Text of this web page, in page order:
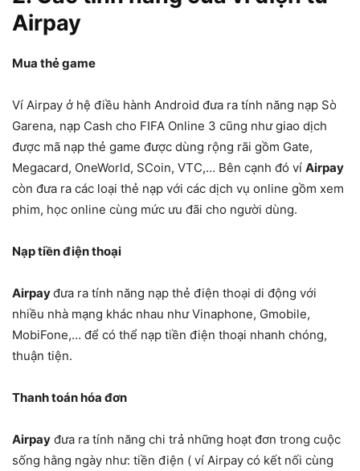
Airpay
Mua thẻ game
Ví Airpay ở hệ điều hành Android đưa ra tính năng nạp Sò
Garena, nạp Cash cho FIFA Online 3 cũng như giao dịch
được mã nạp thẻ game được dùng rộng rãi gồm Gate,
Megacard, OneWorld, SCoin, VTC,… Bên cạnh đó ví Airpay
còn đưa ra các loại thẻ nạp với các dịch vụ online gồm xem
phim, học online cùng mức ưu đãi cho người dùng.
Nạp tiền điện thoại
Airpayđưa ra tính năng nạp thẻ điện thoại di động với
nhiều nhà mạng khác nhau như Vinaphone, Gmobile,
MobiFone,… để có thể nạp tiền điện thoại nhanh chóng,
thuận tiện.
Thanh toán hóa đơn
Airpay đưa ra tính năng chi trả những hoạt đơn trong cuộc
sống hằng ngày như: tiền điện ( ví Airpay có kết nối cùng